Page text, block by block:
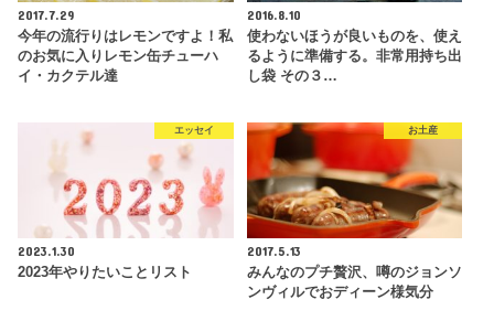
2017.7.29
今年の流行りはレモンですよ！私
のお気に入りレモン缶チューハ
イ・カクテル達
2016.8.10
使わないほうが良いものを、使え
るように準備する。非常用持ち出
し袋 その３…
エッセイ
2023.1.30
2023年やりたいことリスト
お土産
2017.5.13
みんなのプチ贅沢、噂のジョンソ
ンヴィルでおディーン様気分